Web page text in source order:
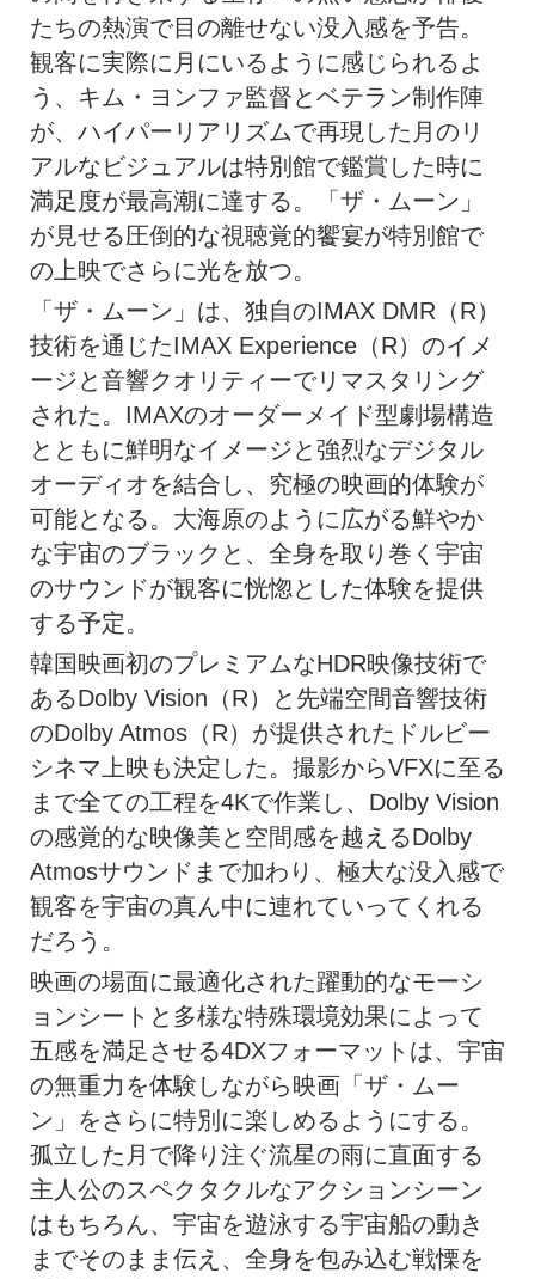
たちの熱演で目の離せない没入感を予告。
観客に実際に月にいるように感じられるよ
う、キム・ヨンファ監督とベテラン制作陣
が、ハイパーリアリズムで再現した月のリ
アルなビジュアルは特別館で鑑賞した時に
満足度が最高潮に達する。「ザ・ムーン」
が見せる圧倒的な視聴覚的饗宴が特別館で
の上映でさらに光を放つ。
「ザ・ムーン」は、独自のIMAX DMR（R）
技術を通じたIMAX Experience（R）のイメ
ージと音響クオリティーでリマスタリング
された。IMAXのオーダーメイド型劇場構造
とともに鮮明なイメージと強烈なデジタル
オーディオを結合し、究極の映画的体験が
可能となる。大海原のように広がる鮮やか
な宇宙のブラックと、全身を取り巻く宇宙
のサウンドが観客に恍惚とした体験を提供
する予定。
韓国映画初のプレミアムなHDR映像技術で
あるDolby Vision（R）と先端空間音響技術
のDolby Atmos（R）が提供されたドルビー
シネマ上映も決定した。撮影からVFXに至る
まで全ての工程を4Kで作業し、Dolby Vision
の感覚的な映像美と空間感を越えるDolby
Atmosサウンドまで加わり、極大な没入感で
観客を宇宙の真ん中に連れていってくれる
だろう。
映画の場面に最適化された躍動的なモーシ
ョンシートと多様な特殊環境効果によって
五感を満足させる4DXフォーマットは、宇宙
の無重力を体験しながら映画「ザ・ムー
ン」をさらに特別に楽しめるようにする。
孤立した月で降り注ぐ流星の雨に直面する
主人公のスペクタクルなアクションシーン
はもちろん、宇宙を遊泳する宇宙船の動き
までそのまま伝え、全身を包み込む戦慄を